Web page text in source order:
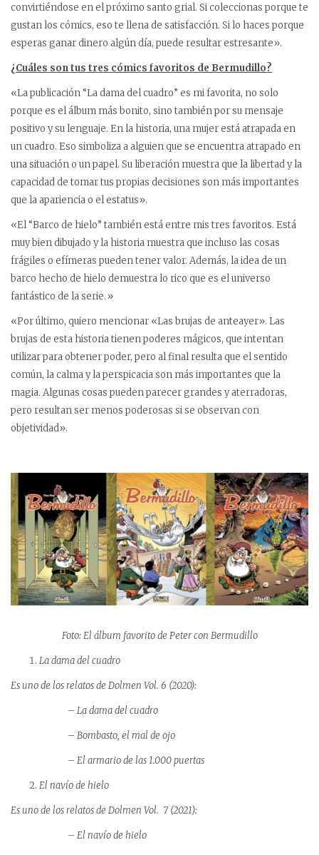
convirtiéndose en el próximo santo grial. Si coleccionas porque te
gustan los cómics, eso te llena de satisfacción. Si lo haces porque
esperas ganar dinero algún día, puede resultar estresante».
¿Cuáles son tus tres cómics favoritos de Bermudillo?
«La publicación “La dama del cuadro” es mi favorita, no solo
porque es el álbum más bonito, sino también por su mensaje
positivo y su lenguaje. En la historia, una mujer está atrapada en
un cuadro. Eso simboliza a alguien que se encuentra atrapado en
una situación o un papel. Su liberación muestra que la libertad y la
capacidad de tomar tus propias decisiones son más importantes
que la apariencia o el estatus».
«El “Barco de hielo” también está entre mis tres favoritos. Está
muy bien dibujado y la historia muestra que incluso las cosas
frágiles o efímeras pueden tener valor. Además, la idea de un
barco hecho de hielo demuestra lo rico que es el universo
fantástico de la serie.»
«Por último, quiero mencionar «Las brujas de anteayer». Las
brujas de esta historia tienen poderes mágicos, que intentan
utilizar para obtener poder, pero al final resulta que el sentido
común, la calma y la perspicacia son más importantes que la
magia. Algunas cosas pueden parecer grandes y aterradoras,
pero resultan ser menos poderosas si se observan con
objetividad».
Foto: El álbum favorito de Peter con Bermudillo
La dama del cuadro
Es uno de los relatos de Dolmen Vol. 6 (2020):
– La dama del cuadro
– Bombasto, el mal de ojo
– El armario de las 1.000 puertas
El navío de hielo
Es uno de los relatos de Dolmen Vol. 7 (2021):
– El navío de hielo